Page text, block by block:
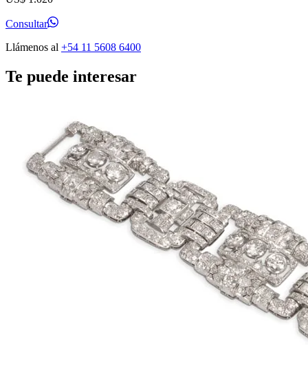
Consultar
Llámenos al +54 11 5608 6400
Te puede interesar